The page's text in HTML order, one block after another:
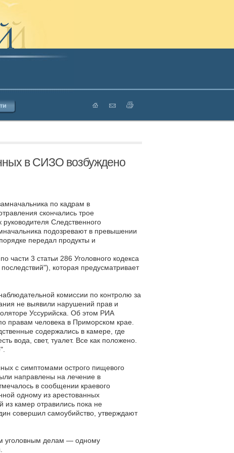
в СИЗО возбуждено
по кадрам в
скончались трое
Следственного
подозревают в превышении
передал продукты и
3 статьи 286 Уголовного кодекса
которая предусматривает
комиссии по контролю за
не выявили нарушений прав и
Уссурийска. Об этом РИА
правам человека в Приморском крае.
содержались в камере, где
вода, свет, туалет. Все как положено.
с симптомами острого пищевого
направлены на лечение в
в сообщении краевого
одному из арестованных
из камер отравились пока не
совершил самоубийство, утверждают
уголовным делам — одному